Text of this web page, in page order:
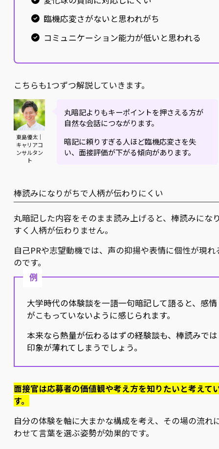
臨機応変さがないと思われがち
コミュニケーション能力が低いと思われる
こちらも1つずつ解説していきます。
東島優太｜
キャリアコ
ンサルタン
ト
丸暗記よりもキーポイントを押さえる方が
自然な会話につながります。
暗記に頼りすぎる人ほど臨機応変さを失
い、面接評価が下がる傾向があります。
棒読みになりがちで人柄が伝わりにくい
丸暗記した内容をそのまま読み上げると、棒読みにな
すく人柄が伝わりません。
自己PRや志望動機では、声の抑揚や表情に個性が現れ
のです。
例
大学時代の体験談を一語一句暗記して語ると、感情
がこもっていないように感じられます。
本来なら熱量が伝わるはずの経験談も、棒読みでは
印象が薄れてしまうでしょう。
面接官は応募者の価値観や考え方を知りたいと考えて
す。
自分の体験を軸に大まかな構成を考え、その場の流れ
わせて言葉を選ぶ姿勢が効果的です。